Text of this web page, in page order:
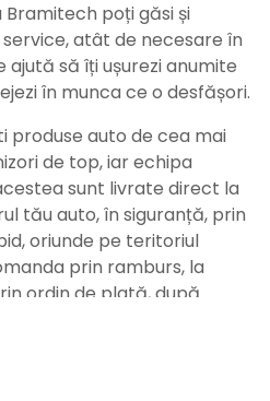
poți găsi și
atât de necesare în
să îți ușurezi anumite
în munca ce o desfășori.
produse auto de cea mai
de top, iar echipa
sunt livrate direct la
tău auto, în siguranță, prin
oriunde pe teritoriul
prin ramburs, la
ordin de plată, după